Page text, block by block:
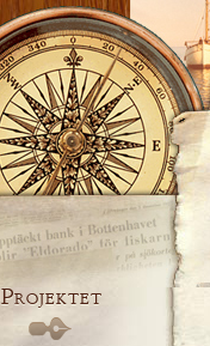
Projektet